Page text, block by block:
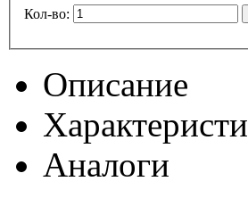
Кол-во:
Описание
Аналоги